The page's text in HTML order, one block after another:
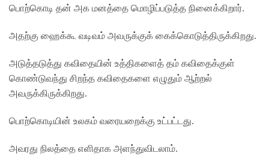
பொற்கொடி தன் அக மனத்தை மொழிப்படுத்த நினைக்கிறார்.
அதற்கு ஹைக்கூ வடிவம் அவருக்குக் கைக்கொடுத்திருக்கிறது.
அடுத்தடுத்து கவிதையின் உத்திகளைத் தம் கவிதைக்குள்
கொண்டுவந்து சிறந்த கவிதைகளை எழுதும் ஆற்றல்
அவருக்கிருக்கிறது.
பொற்கொடியின் உலகம் வரையறைக்கு உட்பட்டது.
அவரது நிலத்தை எளிதாக அளந்துவிடலாம்.